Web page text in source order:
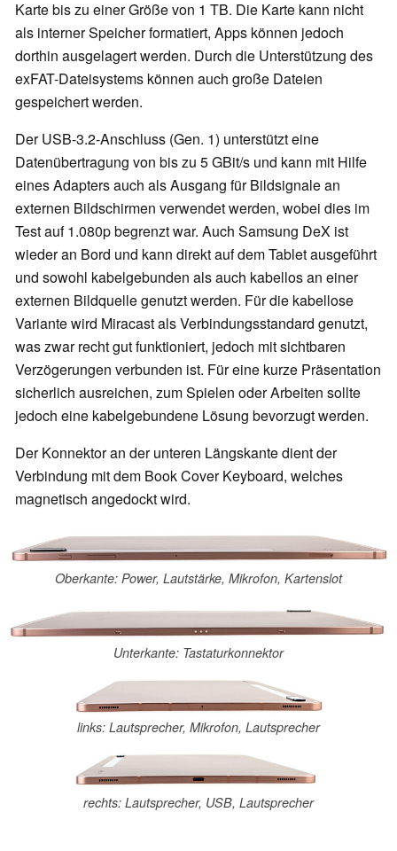
Karte bis zu einer Größe von 1 TB. Die Karte kann nicht
als interner Speicher formatiert, Apps können jedoch
dorthin ausgelagert werden. Durch die Unterstützung des
exFAT-Dateisystems können auch große Dateien
gespeichert werden.
Der USB-3.2-Anschluss (Gen. 1) unterstützt eine
Datenübertragung von bis zu 5 GBit/s und kann mit Hilfe
eines Adapters auch als Ausgang für Bildsignale an
externen Bildschirmen verwendet werden, wobei dies im
Test auf 1.080p begrenzt war. Auch Samsung DeX ist
wieder an Bord und kann direkt auf dem Tablet ausgeführt
und sowohl kabelgebunden als auch kabellos an einer
externen Bildquelle genutzt werden. Für die kabellose
Variante wird Miracast als Verbindungsstandard genutzt,
was zwar recht gut funktioniert, jedoch mit sichtbaren
Verzögerungen verbunden ist. Für eine kurze Präsentation
sicherlich ausreichen, zum Spielen oder Arbeiten sollte
jedoch eine kabelgebundene Lösung bevorzugt werden.
Der Konnektor an der unteren Längskante dient der
Verbindung mit dem Book Cover Keyboard, welches
magnetisch angedockt wird.
Oberkante: Power, Lautstärke, Mikrofon, Kartenslot
Unterkante: Tastaturkonnektor
links: Lautsprecher, Mikrofon, Lautsprecher
rechts: Lautsprecher, USB, Lautsprecher